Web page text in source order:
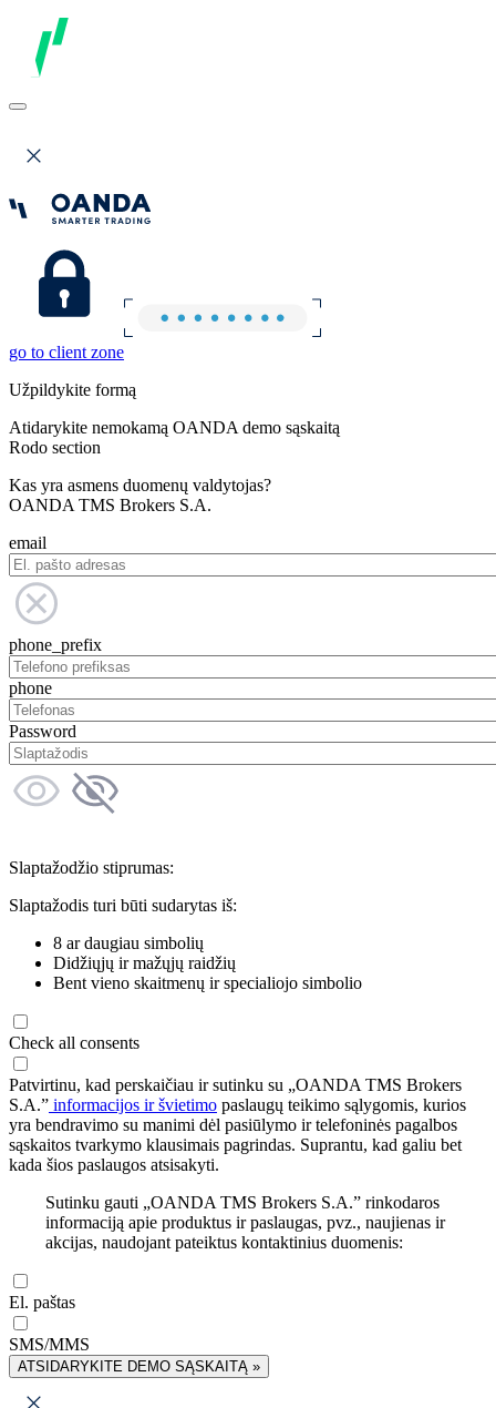
go to client zone
Užpildykite formą
Atidarykite nemokamą OANDA demo sąskaitą
Rodo section
Kas yra asmens duomenų valdytojas?
OANDA TMS Brokers S.A.
email
phone_prefix
phone
Password
Slaptažodžio stiprumas:
Slaptažodis turi būti sudarytas iš:
8 ar daugiau simbolių
Didžiųjų ir mažųjų raidžių
Bent vieno skaitmenų ir specialiojo simbolio
Check all consents
Patvirtinu, kad perskaičiau ir sutinku su „OANDA TMS Brokers
S.A.” informacijos ir švietimo paslaugų teikimo sąlygomis, kurios
yra bendravimo su manimi dėl pasiūlymo ir telefoninės pagalbos
sąskaitos tvarkymo klausimais pagrindas. Suprantu, kad galiu bet
kada šios paslaugos atsisakyti.
Sutinku gauti „OANDA TMS Brokers S.A.” rinkodaros
informaciją apie produktus ir paslaugas, pvz., naujienas ir
akcijas, naudojant pateiktus kontaktinius duomenis:
El. paštas
SMS/MMS
ATSIDARYKITE DEMO SĄSKAITĄ »